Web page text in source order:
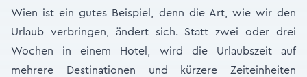
Wien ist ein gutes Beispiel, denn die Art, wie wir den
Urlaub verbringen, ändert sich. Statt zwei oder drei
Wochen in einem Hotel, wird die Urlaubszeit auf
mehrere Destinationen und kürzere Zeiteinheiten